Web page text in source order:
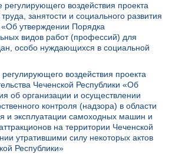
воздействия проекта
занятости и социального развития
«Об утверждении Порядка
видов работ (профессий) для
особо нуждающихся в социальной
воздействия проекта
Чеченской Республики «Об
об организации и осуществлении
контроля (надзора) в области
и эксплуатации самоходных машин и
на территории Чеченской
утратившими силу некоторых актов
Республики»